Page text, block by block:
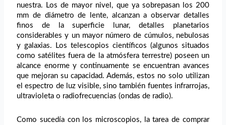
nuestra. Los de mayor nivel, que ya sobrepasan los 200
mm de diámetro de lente, alcanzan a observar detalles
finos de la superficie lunar, detalles planetarios
considerables y un mayor número de cúmulos, nebulosas
y galaxias. Los telescopios científicos (algunos situados
como satélites fuera de la atmósfera terrestre) poseen un
alcance enorme y continuamente se encuentran avances
que mejoran su capacidad. Además, estos no solo utilizan
el espectro de luz visible, sino también fuentes infrarrojas,
ultravioleta o radiofrecuencias (ondas de radio).
Como sucedía con los microscopios, la tarea de comprar